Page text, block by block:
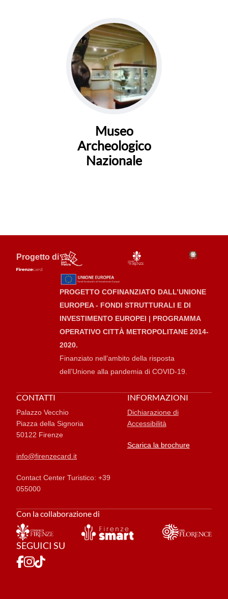
Museo
Archeologico
Nazionale
Progetto di
PROGETTO COFINANZIATO DALL’UNIONE
EUROPEA - FONDI STRUTTURALI E DI
INVESTIMENTO EUROPEI | PROGRAMMA
OPERATIVO CITTÀ METROPOLITANE 2014-
2020.
Finanziato nell’ambito della risposta
dell’Unione alla pandemia di COVID-19.
CONTATTI
Palazzo Vecchio
Piazza della Signoria
50122 Firenze
info@firenzecard.it
Contact Center Turistico: +39
055000
INFORMAZIONI
Dichiarazione di
Accessibilità
Scarica la brochure
Con la collaborazione di
SEGUICI SU